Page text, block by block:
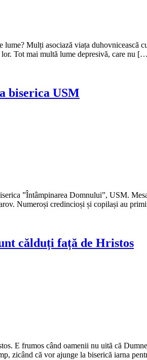
lume? Mulți asociază viața
lor. Tot mai multă lume depresivă, care nu
biserica USM
”Întâmpinarea Domnului”, USM.
Numeroși credincioși și copilași au
călduți față de Hristos
E frumos când oamenii nu uită că
zicând că vor ajunge la biserică iarna